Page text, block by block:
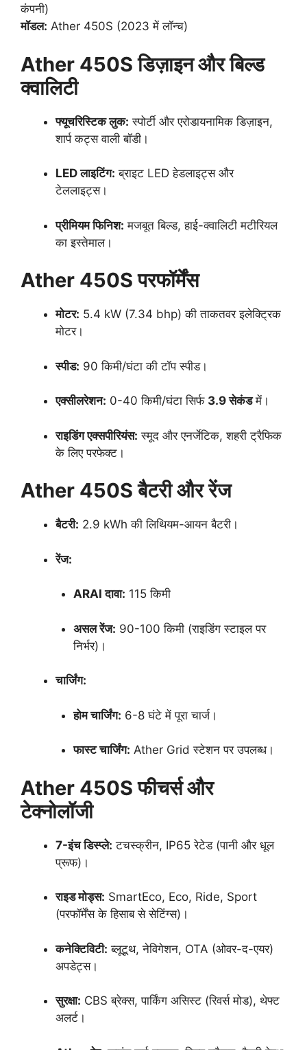
कंपनी)
मॉडल: Ather 450S (2023 में लॉन्च)
Ather 450S डिज़ाइन और बिल्ड
क्वालिटी
फ्यूचरिस्टिक लुक: स्पोर्टी और एरोडायनामिक डिज़ाइन,
शार्प कट्स वाली बॉडी।
LED लाइटिंग: ब्राइट LED हेडलाइट्स और
टेललाइट्स।
प्रीमियम फिनिश: मजबूत बिल्ड, हाई-क्वालिटी मटीरियल
का इस्तेमाल।
Ather 450S परफॉर्मेंस
मोटर: 5.4 kW (7.34 bhp) की ताकतवर इलेक्ट्रिक
मोटर।
स्पीड: 90 किमी/घंटा की टॉप स्पीड।
एक्सीलरेशन: 0-40 किमी/घंटा सिर्फ 3.9 सेकंडमें।
राइडिंग एक्सपीरियंस: स्मूद और एनर्जेटिक, शहरी ट्रैफिक
के लिए परफेक्ट।
Ather 450S बैटरी और रेंज
बैटरी: 2.9 kWh की लिथियम-आयन बैटरी।
रेंज:
ARAI दावा: 115 किमी
असल रेंज: 90-100 किमी (राइडिंग स्टाइल पर
निर्भर)।
चार्जिंग:
होम चार्जिंग: 6-8 घंटे में पूरा चार्ज।
फास्ट चार्जिंग: Ather Grid स्टेशन पर उपलब्ध।
Ather 450S फीचर्स और
टेक्नोलॉजी
7-इंच डिस्प्ले: टचस्क्रीन, IP65 रेटेड (पानी और धूल
प्रूफ)।
राइड मोड्स: SmartEco, Eco, Ride, Sport
(परफॉर्मेंस के हिसाब से सेटिंग्स)।
कनेक्टिविटी: ब्लूटूथ, नेविगेशन, OTA (ओवर-द-एयर)
अपडेट्स।
सुरक्षा: CBS ब्रेक्स, पार्किंग असिस्ट (रिवर्स मोड), थेफ्ट
अलर्ट।